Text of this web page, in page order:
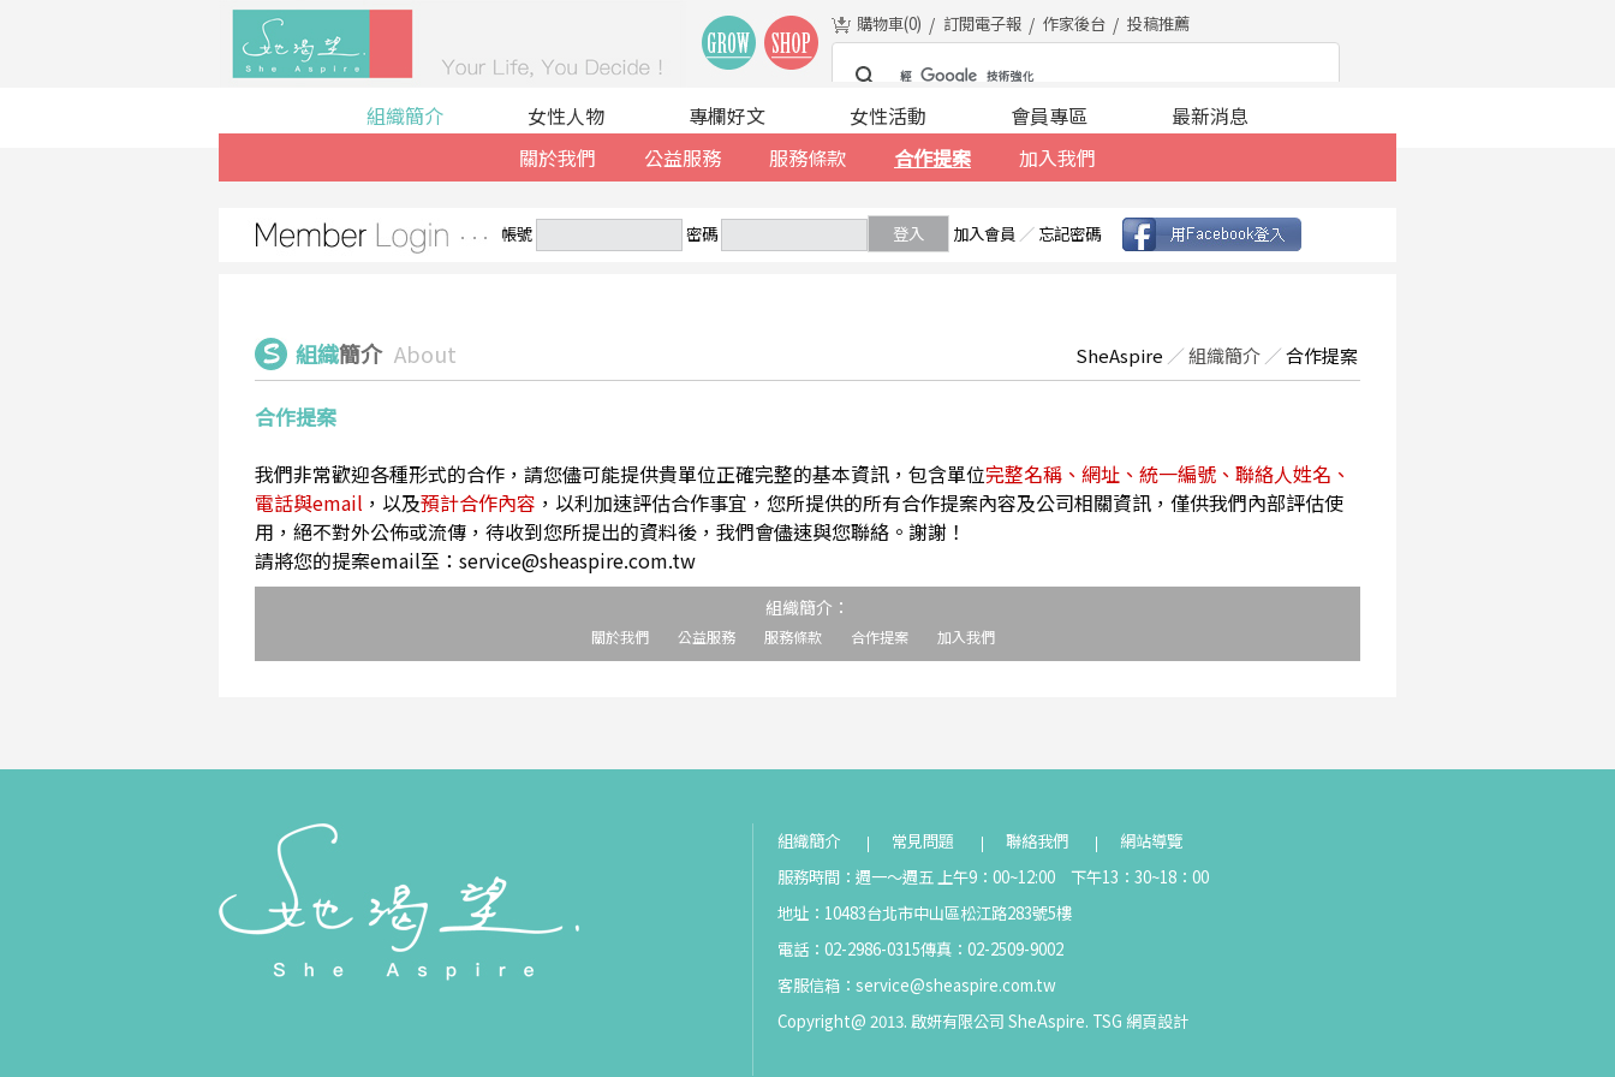
購物車(0) 訂閱電子報 作家後台 投稿推薦
組織簡介
關於我們
公益服務 服務條款 合作提案 加入我們
女性人物 專欄好文 女性活動 會員專區 最新消息
帳號 密碼 登入 加入會員 ／ 忘記密碼
組織簡介 About SheAspire ／組織簡介 ／合作提案
合作提案
我們非常歡迎各種形式的合作，請您儘可能提供貴單位正確完整的基本資訊，包含單位完整名稱、網址、統一編號、聯絡人姓名、
電話與email ，以及預計合作內容 ，以利加速評估合作事宜，您所提供的所有合作提案內容及公司相關資訊，僅供我們內部評估使
用，絕不對外公佈或流傳，待收到您所提出的資料後，我們會儘速與您聯絡。謝謝！
請將您的提案email至：service@sheaspire.com.tw
組織簡介：
關於我們 公益服務 服務條款 合作提案 加入我們
組織簡介 常見問題 聯絡我們
網站導覽
服務時間：週一～週五 上午9：00~12:00 下午13：30~18：00
地址：10483台北市中山區松江路283號5樓
電話：02-2986-0315傳真：02-2509-9002
客服信箱： service@sheaspire.com.tw
Copyright@ 2013. 啟妍有限公司 SheAspire. TSG 網頁設計